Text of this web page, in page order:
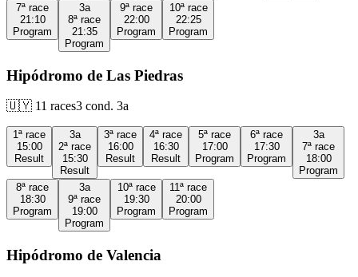
7ª race
21:10
Program
3a
8ª race
21:35
Program
9ª race
22:00
Program
10ª race
22:25
Program
Hipódromo de Las Piedras
🇺🇾 11 races3 cond. 3a
1ª race
15:00
Result
3a
2ª race
15:30
Result
3ª race
16:00
Result
4ª race
16:30
Result
5ª race
17:00
Program
6ª race
17:30
Program
3a
7ª race
18:00
Program
8ª race
18:30
Program
3a
9ª race
19:00
Program
10ª race
19:30
Program
11ª race
20:00
Program
Hipódromo de Valencia